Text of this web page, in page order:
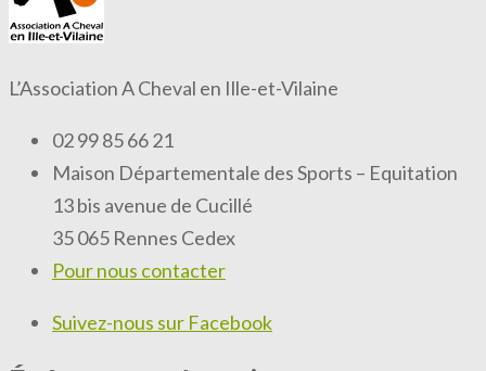
L’Association A Cheval en Ille-et-Vilaine
02 99 85 66 21
Maison Départementale des Sports – Equitation
13 bis avenue de Cucillé
35 065 Rennes Cedex
Pour nous contacter
Suivez-nous sur Facebook